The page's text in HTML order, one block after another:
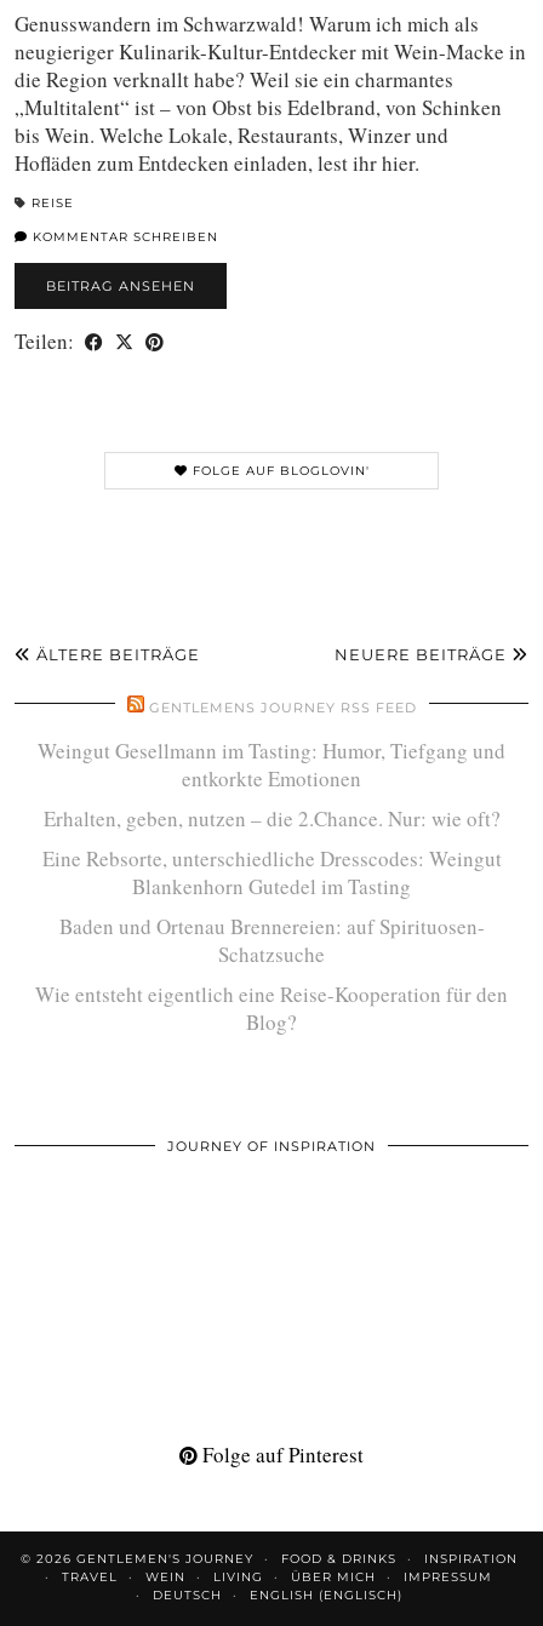
Genusswandern im Schwarzwald! Warum ich mich als
neugieriger Kulinarik-Kultur-Entdecker mit Wein-Macke in
die Region verknallt habe? Weil sie ein charmantes
„Multitalent“ ist – von Obst bis Edelbrand, von Schinken
bis Wein. Welche Lokale, Restaurants, Winzer und
Hofläden zum Entdecken einladen, lest ihr hier.
REISE
KOMMENTAR SCHREIBEN
BEITRAG ANSEHEN
Teilen:
FOLGE AUF BLOGLOVIN'
ÄLTERE BEITRÄGE NEUERE BEITRÄGE
GENTLEMENS JOURNEY RSS FEED
Weingut Gesellmann im Tasting: Humor, Tiefgang und
entkorkte Emotionen
Erhalten, geben, nutzen – die 2.Chance. Nur: wie oft?
Eine Rebsorte, unterschiedliche Dresscodes: Weingut
Blankenhorn Gutedel im Tasting
Baden und Ortenau Brennereien: auf Spirituosen-
Schatzsuche
Wie entsteht eigentlich eine Reise-Kooperation für den
Blog?
JOURNEY OF INSPIRATION
Folge auf Pinterest
© 2026 GENTLEMEN'S JOURNEY FOOD & DRINKS
INSPIRATION
TRAVEL
WEIN LIVING ÜBER MICH
IMPRESSUM
DEUTSCH
ENGLISH (ENGLISCH)